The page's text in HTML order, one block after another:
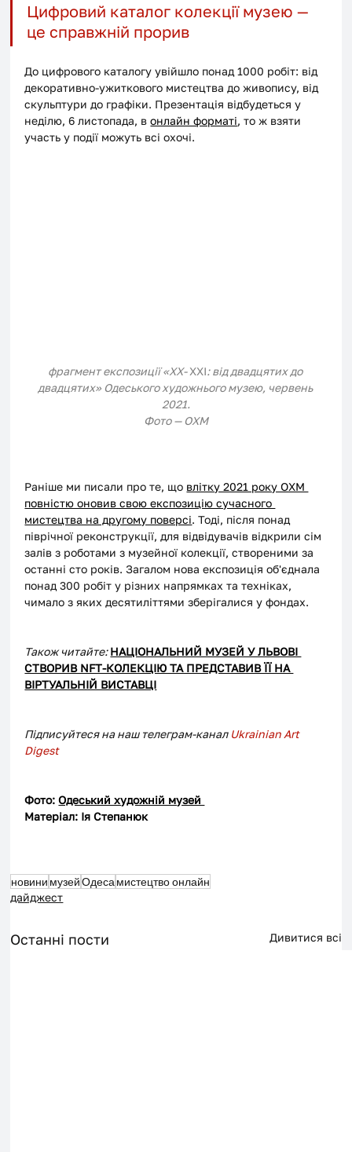
Цифровий каталог колекції музею —
це справжній прорив
До цифрового каталогу увійшло понад 1000 робіт: від
декоративно-ужиткового мистецтва до живопису, від
скульптури до графіки. Презентація відбудеться у
неділю, 6 листопада, в онлайн форматі, то ж взяти
участь у події можуть всі охочі.
фрагмент експозиції «ХХ- XXI: від двадцятих до
двадцятих» Одеського художнього музею, червень
2021.
Фото — ОХМ
Раніше ми писали про те, що влітку 2021 року ОХМ
повністю оновив свою експозицію сучасного
мистецтва на другому поверсі. Тоді, після понад
піврічної реконструкції, для відвідувачів відкрили сім
залів з роботами з музейної колекції, створеними за
останні сто років. Загалом нова експозиція об'єднала
понад 300 робіт у різних напрямках та техніках,
чимало з яких десятиліттями зберігалися у фондах.
Також читайте: НАЦІОНАЛЬНИЙ МУЗЕЙ У ЛЬВОВІ
СТВОРИВ NFT-КОЛЕКЦІЮ ТА ПРЕДСТАВИВ ЇЇ НА
ВІРТУАЛЬНІЙ ВИСТАВЦІ
Підписуйтеся на наш телеграм-канал Ukrainian Art
Digest
Фото: Одеський художній музей
Матеріал: Ія Степанюк
новини музей Одеса мистецтво онлайн
дайджест
Останні пости Дивитися всі